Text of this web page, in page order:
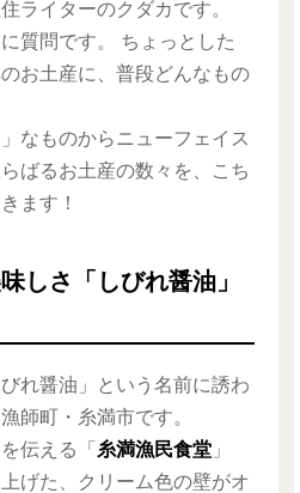
ライターのクダカです。
質問です。 ちょっとした
お土産に、普段どんなもの
なものからニューフェイス
ばるお土産の数々を、こち
ます！
しさ「しびれ醤油」
れ醤油」という名前に誘わ
師町・糸満市です。
伝える「 糸満漁民食堂 」
げた、クリーム色の壁がオ